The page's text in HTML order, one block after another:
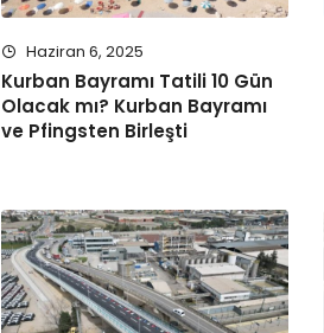
Haziran 6, 2025
Kurban Bayramı Tatili 10 Gün
Olacak mı? Kurban Bayramı
ve Pfingsten Birleşti